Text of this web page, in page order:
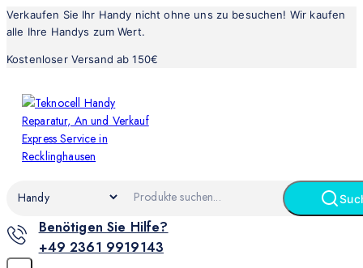
Verkaufen Sie Ihr Handy nicht ohne uns zu besuchen! Wir kaufen
alle Ihre Handys zum Wert.
Kostenloser Versand ab 150€
Benötigen Sie Hilfe?
+49 2361 9919143